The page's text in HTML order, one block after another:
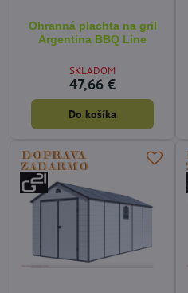
Ohranná plachta na gril
Argentina BBQ Line
SKLADOM
47,66 €
Do košíka